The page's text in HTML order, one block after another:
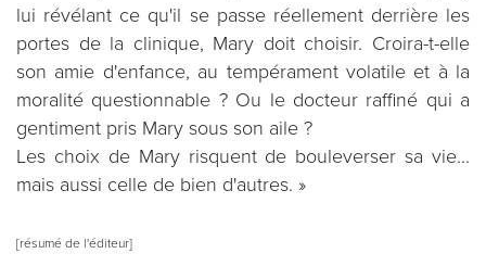
lui révélant ce qu'il se passe réellement derrière les
portes de la clinique, Mary doit choisir. Croira-t-elle
son amie d'enfance, au tempérament volatile et à la
moralité questionnable ? Ou le docteur raffiné qui a
gentiment pris Mary sous son aile ?
Les choix de Mary risquent de bouleverser sa vie...
mais aussi celle de bien d'autres. »
[résumé de l'éditeur]